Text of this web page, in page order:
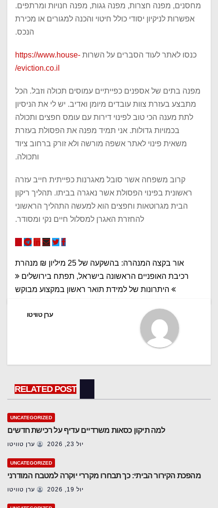
מחסנים, מפנה חצרות, מפנה גגות, מפנה חנויות ומרתפים.
אפשרות לניקיון יסודי כולל חיטוי והכנה למגורים או מכירת
הנכס.
כנסו לאתר לעוד הסברים על השרות https://www.house-
eviction.co.il/
מפנה בתים של אספנים כפייתיים עמוסים תכולה וזבל. הכל
מתבצע בעזרת צוות עובדים מיומן ואדיב. יש לי את הניסיון
לתת מענה הכי טוב לפינוי דירות עם עומס חפצים ותכולה
בכמויות גדולות. אני תמיד מפנה את הפסולת בעזרת
משאית פינוי לאתר אשפה מורשה ולא זורק ברחוב ציוד
ותכולה.
קרוב משפחה אשר סובל מאגרנות כפייתית חייב עזרה
ראשונית בפינוי הפסולת אשר נאגרה בביתו. תהליך ריקון
הבית מגרוטאות וחפצים הוא למעשה התהליך הראשוני
להחזרת האגרן למסלול חיים נקי ומסודר.
ניווט
אור בקצה המנהרה: בהשקעה של 25 מיליון ₪ מנהרת
רכיבת האופניים הראשונה בישראל, תפתח בירושלים
היתרונות של למידת תואר ראשון במקצוע מבוקש
ערן טוויטו
RELATED POST
UNCATEGORIZED
למה תיקון כסאות משרדיים עדיף על רכישת חדשים
יול 23, 2026 ערן טוויטו
UNCATEGORIZED
מהפכת הקירור הביתי: כך תבחרו מקררי יוקרה למטבח המודרני
יול 19, 2026 ערן טוויטו